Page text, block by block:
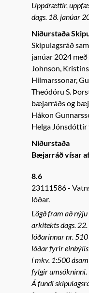
Uppdrættir,
dags. 18. janúar
Niðurstaða
Skipulagsráð
janúar 2024
Johnson,
Hilmarssonar,
Theódóru S.
bæjarráðs og
Hákon
Helga Jónsdóttir
Niðurstaða
Bæjarráð vísar
8.6
23111586
lóðar.
Lögð fram að
arkitekts dags.
lóðarinnar nr.
lóðar fyrir
í mkv. 1:500
fylgir umsókninni.
Á fundi